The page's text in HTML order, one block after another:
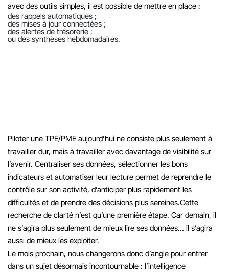
avec des outils simples, il est possible de mettre en place :
des rappels automatiques ;
des mises à jour connectées ;
des alertes de trésorerie ;
ou des synthèses hebdomadaires.
Piloter une TPE/PME aujourd’hui ne consiste plus seulement à
travailler dur, mais à travailler avec davantage de visibilité sur
l’avenir. Centraliser ses données, sélectionner les bons
indicateurs et automatiser leur lecture permet de reprendre le
contrôle sur son activité, d’anticiper plus rapidement les
difficultés et de prendre des décisions plus sereines.Cette
recherche de clarté n’est qu’une première étape. Car demain, il
ne s’agira plus seulement de mieux lire ses données… il s’agira
aussi de mieux les exploiter.
Le mois prochain, nous changerons donc d’angle pour entrer
dans un sujet désormais incontournable : l’intelligence